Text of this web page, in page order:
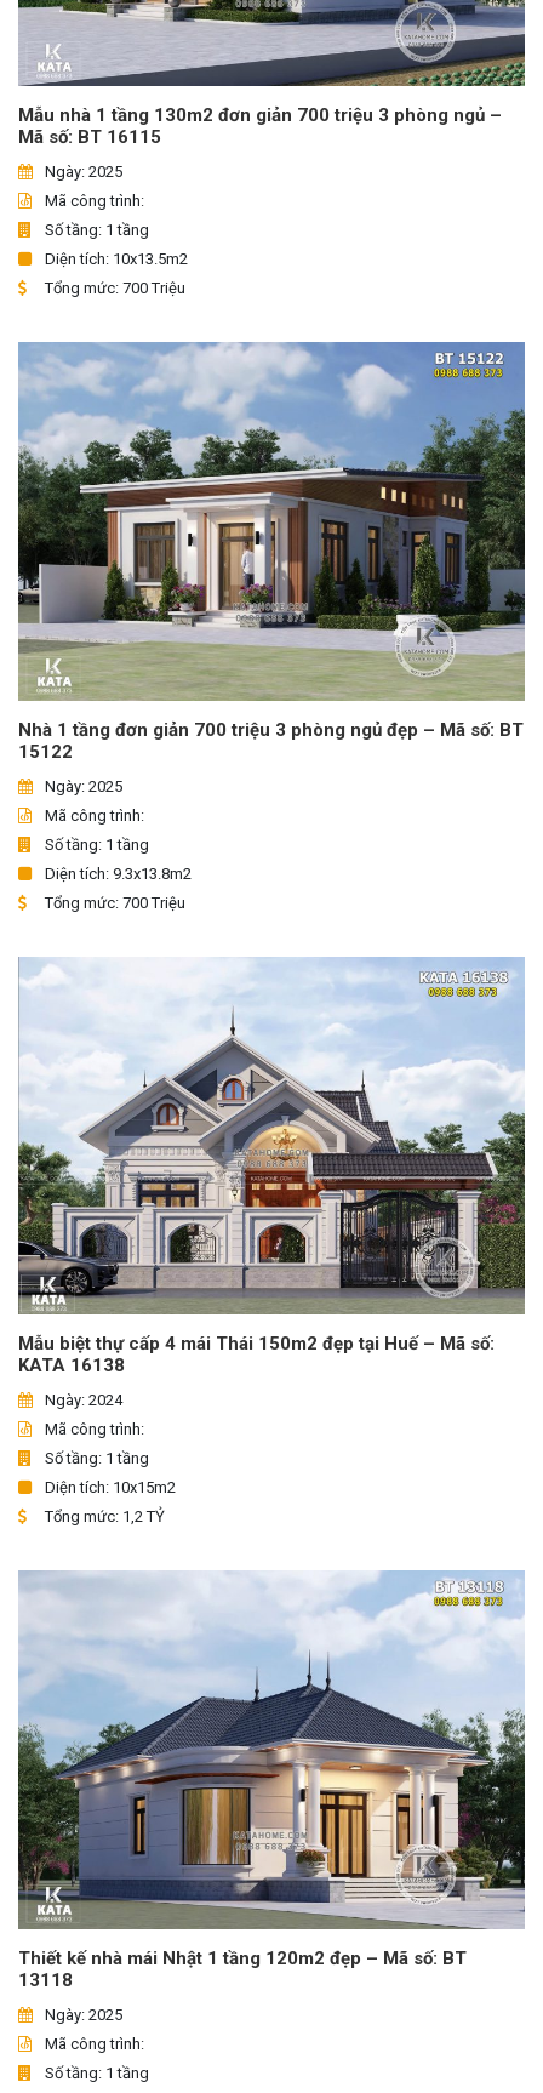
Mẫu nhà 1 tầng 130m2 đơn giản 700 triệu 3 phòng ngủ –
Mã số: BT 16115
Ngày: 2025
Mã công trình:
Số tầng: 1 tầng
Diện tích: 10x13.5m2
Tổng mức: 700 Triệu
Nhà 1 tầng đơn giản 700 triệu 3 phòng ngủ đẹp – Mã số: BT
15122
Ngày: 2025
Mã công trình:
Số tầng: 1 tầng
Diện tích: 9.3x13.8m2
Tổng mức: 700 Triệu
Mẫu biệt thự cấp 4 mái Thái 150m2 đẹp tại Huế – Mã số:
KATA 16138
Ngày: 2024
Mã công trình:
Số tầng: 1 tầng
Diện tích: 10x15m2
Tổng mức: 1,2 TỶ
Thiết kế nhà mái Nhật 1 tầng 120m2 đẹp – Mã số: BT
13118
Ngày: 2025
Mã công trình:
Số tầng: 1 tầng